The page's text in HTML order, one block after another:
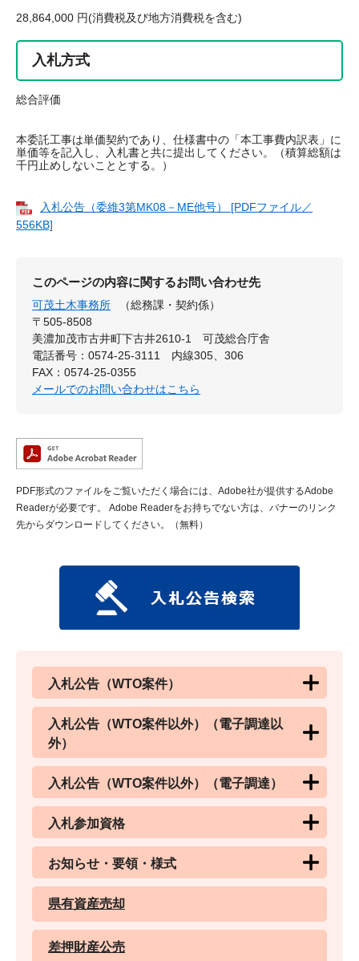
28,864,000 円(消費税及び地方消費税を含む)
入札方式
総合評価
本委託工事は単価契約であり、仕様書中の「本工事費内訳表」に
単価等を記入し、入札書と共に提出してください。（積算総額は
千円止めしないこととする。）
入札公告（委維3第MK08－ME他号） [PDFファイル／
556KB]
このページの内容に関するお問い合わせ先
可茂土木事務所
（総務課・契約係）
〒505-8508
美濃加茂市古井町下古井2610-1 可茂総合庁舎
電話番号：0574-25-3111 内線305、306
FAX：0574-25-0355
メールでのお問い合わせはこちら
PDF形式のファイルをご覧いただく場合には、Adobe社が提供するAdobe
Readerが必要です。
Adobe Readerをお持ちでない方は、バナーのリンク
先からダウンロードしてください。（無料）
入札公告（WTO案件）
入札公告（WTO案件以外）（電子調達以
外）
入札公告（WTO案件以外）（電子調達）
入札参加資格
お知らせ・要領・様式
県有資産売却
差押財産公売